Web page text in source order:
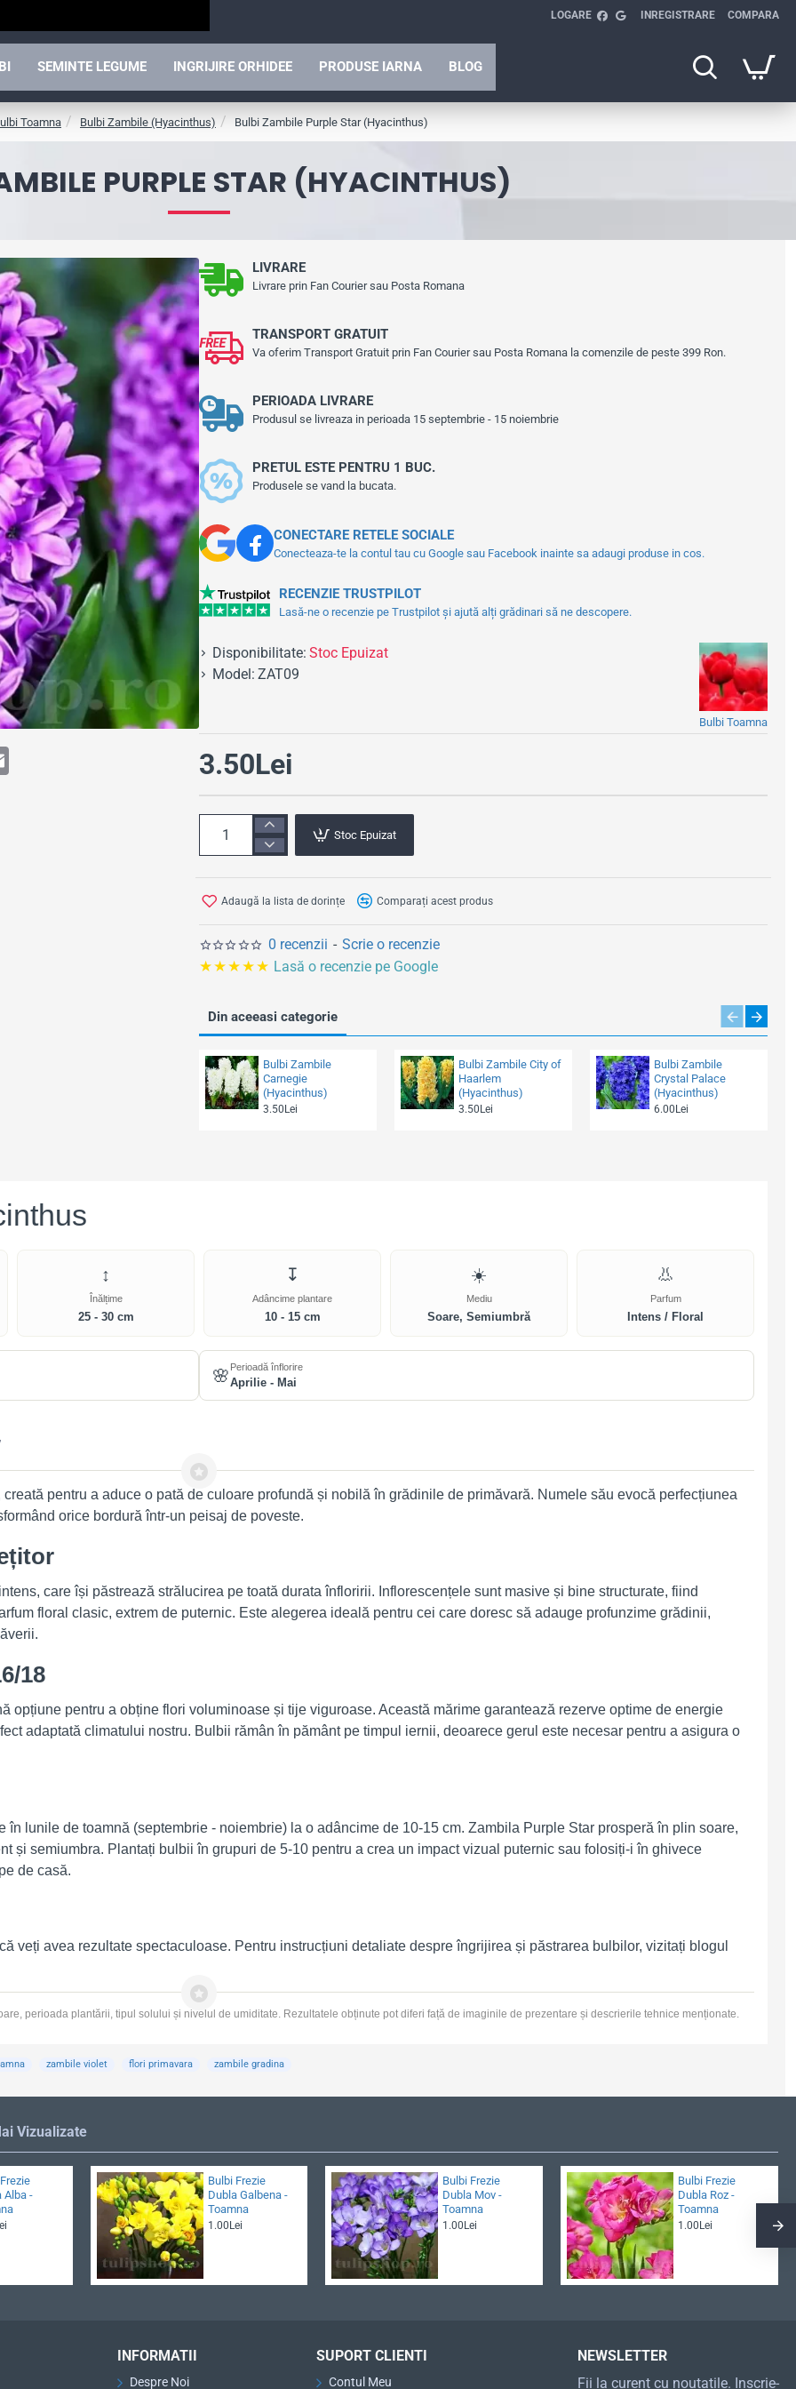
LOGARE INREGISTRARE COMPARA
SEMINTE LEGUME INGRIJIRE ORHIDEE PRODUSE IARNA BLOG
PURPLE STAR (HYACINTHUS)
Toamna Bulbi Zambile (Hyacinthus) Bulbi Zambile Purple Star (Hyacinthus)
E
LIVRARE
Livrare prin Fan Courier sau Posta Romana
CONECTARE RETELE SOCIALE
Conecteaza-te la contul tau cu Google sau Facebook inainte sa adaugi produse in cos.
TRANSPORT GRATUIT
Va oferim Transport Gratuit prin Fan Courier sau Posta Romana la comenzile de peste 399 Ron.
RECENZIE TRUSTPILOT
Lasă-ne o recenzie pe Trustpilot și ajută alți grădinari să ne descopere.
PERIOADA LIVRARE
Produsul se livreaza in perioada 15 septembrie - 15 noiembrie
PRETUL ESTE PENTRU 1 BUC.
Produsele se vand la bucata.
Disponibilitate: Stoc Epuizat
Model: ZAT09
Bulbi Toamna
0 recenzii - Scrie o recenzie
3.50Lei
Stoc Epuizat
Adaugă la lista de dorințe Comparați acest produs
Din aceeasi categorie
Bulbi Zambile
Carnegie
(Hyacinthus)
3.50Lei
Bulbi Zambile City of
Haarlem
(Hyacinthus)
3.50Lei
Bulbi Zambile
Crystal Palace
(Hyacinthus)
6.00Lei
★★★★★ Lasă o recenzie pe Google
↕
Înălțime
25 - 30 cm
↧
Adâncime plantare
10 - 15 cm
☀️
Mediu
Soare, Semiumbră
👃
Parfum
Intens / Floral
🌸 Perioadă înflorire
Aprilie - Mai
pentru a aduce o pată de culoare profundă și nobilă în grădinile de primăvară. Numele său evocă perfecțiunea
orice bordură într-un peisaj de poveste.
care își păstrează strălucirea pe toată durata înfloririi. Inflorescențele sunt masive și bine structurate, fiind
floral clasic, extrem de puternic. Este alegerea ideală pentru cei care doresc să adauge profunzime grădinii,
18
opțiune pentru a obține flori voluminoase și tije viguroase. Această mărime garantează rezerve optime de energie
adaptată climatului nostru. Bulbii rămân în pământ pe timpul iernii, deoarece gerul este necesar pentru a asigura o
lunile de toamnă (septembrie - noiembrie) la o adâncime de 10-15 cm. Zambila Purple Star prosperă în plin soare,
și semiumbra. Plantați bulbii în grupuri de 5-10 pentru a crea un impact vizual puternic sau folosiți-i în ghivece
de casă.
veți avea rezultate spectaculoase. Pentru instrucțiuni detaliate despre îngrijirea și păstrarea bulbilor, vizitați blogul
perioada plantării, tipul solului și nivelul de umiditate. Rezultatele obținute pot diferi față de imaginile de prezentare și descrierile tehnice menționate.
zambile violet flori primavara zambile gradina
Vizualizate
Alba -
Bulbi Frezie
Dubla Galbena -
Toamna
1.00Lei
Bulbi Frezie
Dubla Mov -
Toamna
1.00Lei
Bulbi Frezie
Dubla Roz -
Toamna
1.00Lei
INFORMATII
Despre Noi
SUPORT CLIENTI
Contul Meu
NEWSLETTER
Fii la curent cu noutatile. Inscrie-